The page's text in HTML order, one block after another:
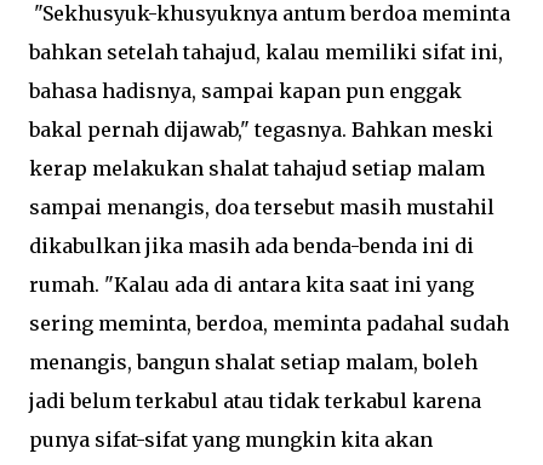
"Sekhusyuk-khusyuknya antum berdoa meminta
bahkan setelah tahajud, kalau memiliki sifat ini,
bahasa hadisnya, sampai kapan pun enggak
bakal pernah dijawab," tegasnya. Bahkan meski
kerap melakukan shalat tahajud setiap malam
sampai menangis, doa tersebut masih mustahil
dikabulkan jika masih ada benda-benda ini di
rumah. "Kalau ada di antara kita saat ini yang
sering meminta, berdoa, meminta padahal sudah
menangis, bangun shalat setiap malam, boleh
jadi belum terkabul atau tidak terkabul karena
punya sifat-sifat yang mungkin kita akan